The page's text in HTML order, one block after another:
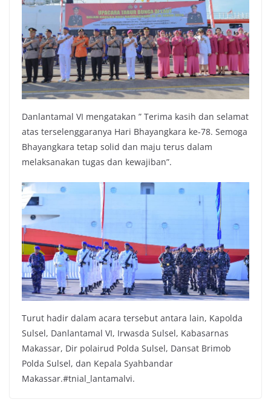
Danlantamal VI mengatakan ” Terima kasih dan selamat
atas terselenggaranya Hari Bhayangkara ke-78. Semoga
Bhayangkara tetap solid dan maju terus dalam
melaksanakan tugas dan kewajiban”.
Turut hadir dalam acara tersebut antara lain, Kapolda
Sulsel, Danlantamal VI, Irwasda Sulsel, Kabasarnas
Makassar, Dir polairud Polda Sulsel, Dansat Brimob
Polda Sulsel, dan Kepala Syahbandar
Makassar.#tnial_lantamalvi.